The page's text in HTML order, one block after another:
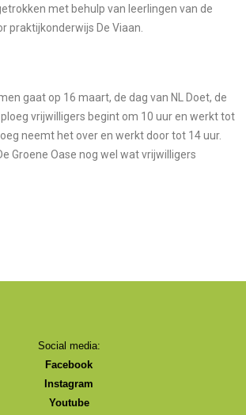
met behulp van leerlingen van de
praktijkonderwijs De Viaan.
gaat op 16 maart, de dag van NL Doet, de
vrijwilligers begint om 10 uur en werkt tot
neemt het over en werkt door tot 14 uur.
Groene Oase nog wel wat vrijwilligers
Social media:
Facebook
Instagram
Youtube